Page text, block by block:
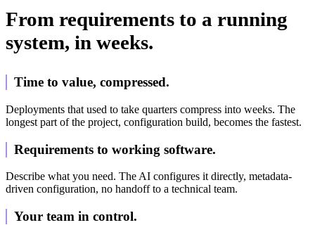
From requirements to a running
system, in weeks.
Time to value, compressed.
Deployments that used to take quarters compress into weeks. The
longest part of the project, configuration build, becomes the fastest.
Requirements to working software.
Describe what you need. The AI configures it directly, metadata-
driven configuration, no handoff to a technical team.
Your team in control.